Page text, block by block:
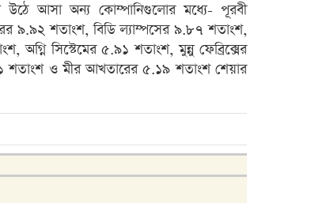
উঠে আসা অন্য কোম্পানিগুলোর মধ্যে- পূরবী
৯.৯২ শতাংশ, বিডি ল্যাম্পসের ৯.৮৭ শতাংশ,
অগ্নি সিস্টেমের ৫.৯১ শতাংশ, মুন্নু ফেব্রিক্সের
শতাংশ ও মীর আখতারের ৫.১৯ শতাংশ শেয়ার